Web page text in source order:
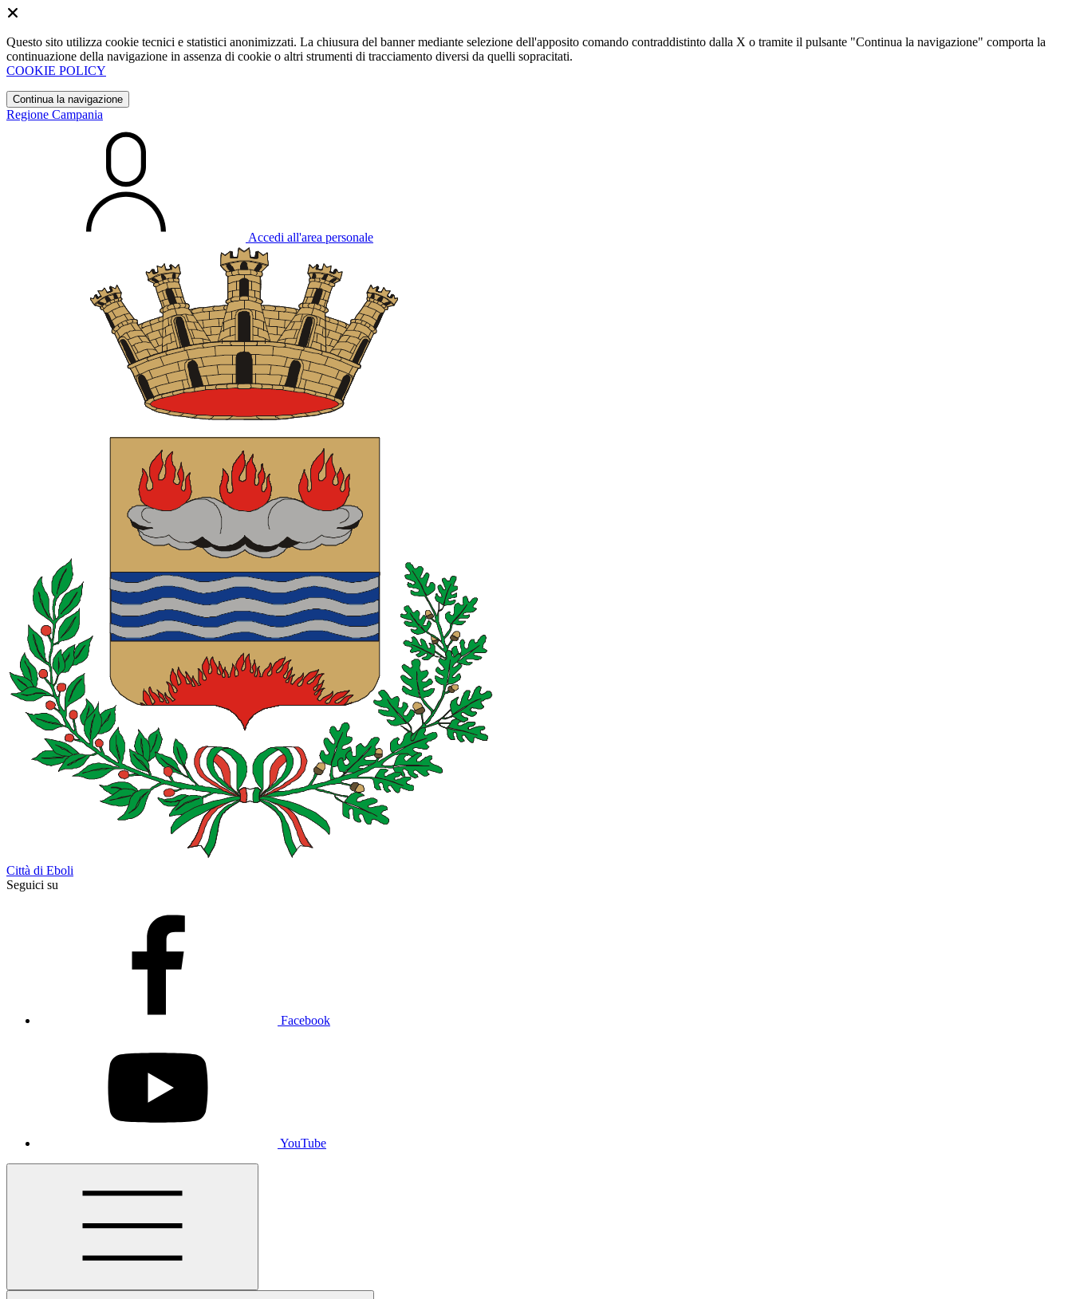
Questo sito utilizza cookie tecnici e statistici anonimizzati. La chiusura del banner mediante selezione dell'apposito comando contraddistinto dalla X o tramite il pulsante "Continua la navigazione" comporta la
continuazione della navigazione in assenza di cookie o altri strumenti di tracciamento diversi da quelli sopracitati.
COOKIE POLICY
Continua la navigazione
Regione Campania
Accedi all'area personale
Città di Eboli
Seguici su
Facebook
YouTube